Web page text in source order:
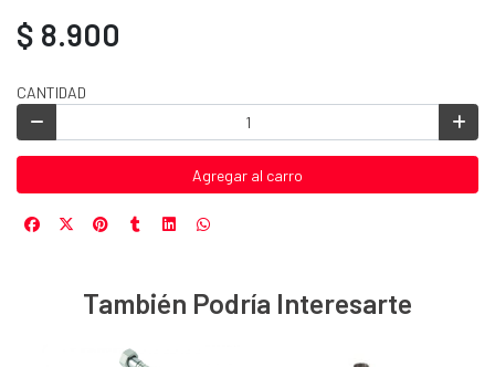
$ 8.900
CANTIDAD
Agregar al carro
También Podría Interesarte